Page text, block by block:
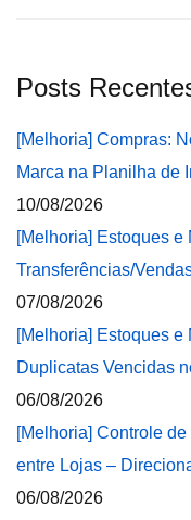
Posts
[Melhoria] Compras:
Marca na Planilha de
10/08/2026
[Melhoria] Estoques
Transferências/
07/08/2026
[Melhoria] Estoques
Duplicatas Vencidas
06/08/2026
[Melhoria] Controle
entre Lojas –
06/08/2026